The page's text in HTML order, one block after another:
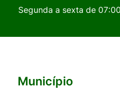
Segunda a sexta de
Seção do Rodapé e
Município